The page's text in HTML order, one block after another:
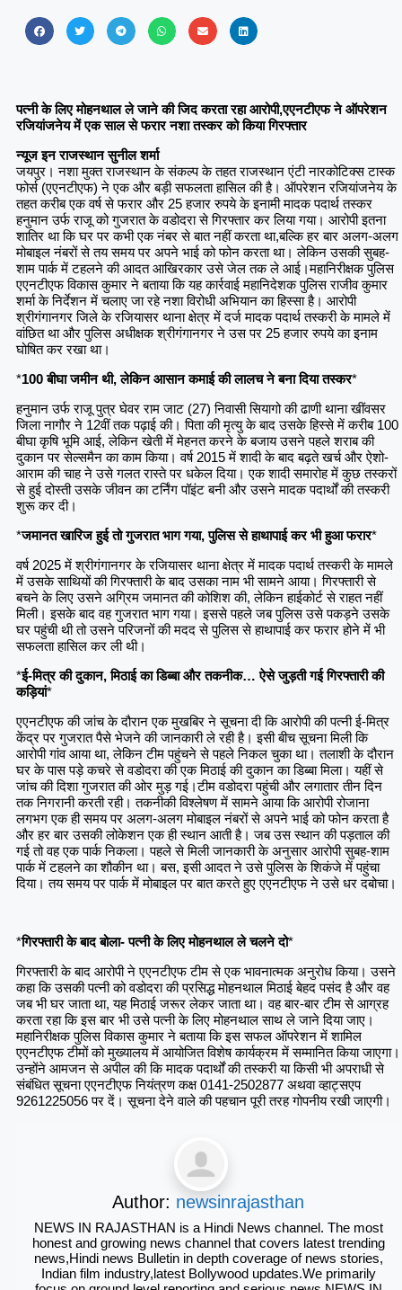
पत्नी के लिए मोहनथाल ले जाने की जिद करता रहा आरोपी,एएनटीएफ ने ऑपरेशन
रजियांजनेय में एक साल से फरार नशा तस्कर को किया गिरफ्तार
न्यूज इन राजस्थान सुनील शर्मा
जयपुर। नशा मुक्त राजस्थान के संकल्प के तहत राजस्थान एंटी नारकोटिक्स टास्क
फोर्स (एएनटीएफ) ने एक और बड़ी सफलता हासिल की है। ऑपरेशन रजियांजनेय के
तहत करीब एक वर्ष से फरार और 25 हजार रुपये के इनामी मादक पदार्थ तस्कर
हनुमान उर्फ राजू को गुजरात के वडोदरा से गिरफ्तार कर लिया गया। आरोपी इतना
शातिर था कि घर पर कभी एक नंबर से बात नहीं करता था,बल्कि हर बार अलग-अलग
मोबाइल नंबरों से तय समय पर अपने भाई को फोन करता था। लेकिन उसकी सुबह-
शाम पार्क में टहलने की आदत आखिरकार उसे जेल तक ले आई।महानिरीक्षक पुलिस
एएनटीएफ विकास कुमार ने बताया कि यह कार्रवाई महानिदेशक पुलिस राजीव कुमार
शर्मा के निर्देशन में चलाए जा रहे नशा विरोधी अभियान का हिस्सा है। आरोपी
श्रीगंगानगर जिले के रजियासर थाना क्षेत्र में दर्ज मादक पदार्थ तस्करी के मामले में
वांछित था और पुलिस अधीक्षक श्रीगंगानगर ने उस पर 25 हजार रुपये का इनाम
घोषित कर रखा था।
*100 बीघा जमीन थी, लेकिन आसान कमाई की लालच ने बना दिया तस्कर*
हनुमान उर्फ राजू पुत्र घेवर राम जाट (27) निवासी सियागो की ढाणी थाना खींवसर
जिला नागौर ने 12वीं तक पढ़ाई की। पिता की मृत्यु के बाद उसके हिस्से में करीब 100
बीघा कृषि भूमि आई, लेकिन खेती में मेहनत करने के बजाय उसने पहले शराब की
दुकान पर सेल्समैन का काम किया। वर्ष 2015 में शादी के बाद बढ़ते खर्च और ऐशो-
आराम की चाह ने उसे गलत रास्ते पर धकेल दिया। एक शादी समारोह में कुछ तस्करों
से हुई दोस्ती उसके जीवन का टर्निंग पॉइंट बनी और उसने मादक पदार्थों की तस्करी
शुरू कर दी।
*जमानत खारिज हुई तो गुजरात भाग गया, पुलिस से हाथापाई कर भी हुआ फरार*
वर्ष 2025 में श्रीगंगानगर के रजियासर थाना क्षेत्र में मादक पदार्थ तस्करी के मामले
में उसके साथियों की गिरफ्तारी के बाद उसका नाम भी सामने आया। गिरफ्तारी से
बचने के लिए उसने अग्रिम जमानत की कोशिश की, लेकिन हाईकोर्ट से राहत नहीं
मिली। इसके बाद वह गुजरात भाग गया। इससे पहले जब पुलिस उसे पकड़ने उसके
घर पहुंची थी तो उसने परिजनों की मदद से पुलिस से हाथापाई कर फरार होने में भी
सफलता हासिल कर ली थी।
*ई-मित्र की दुकान, मिठाई का डिब्बा और तकनीक… ऐसे जुड़ती गई गिरफ्तारी की
कड़ियां*
एएनटीएफ की जांच के दौरान एक मुखबिर ने सूचना दी कि आरोपी की पत्नी ई-मित्र
केंद्र पर गुजरात पैसे भेजने की जानकारी ले रही है। इसी बीच सूचना मिली कि
आरोपी गांव आया था, लेकिन टीम पहुंचने से पहले निकल चुका था। तलाशी के दौरान
घर के पास पड़े कचरे से वडोदरा की एक मिठाई की दुकान का डिब्बा मिला। यहीं से
जांच की दिशा गुजरात की ओर मुड़ गई।टीम वडोदरा पहुंची और लगातार तीन दिन
तक निगरानी करती रही। तकनीकी विश्लेषण में सामने आया कि आरोपी रोजाना
लगभग एक ही समय पर अलग-अलग मोबाइल नंबरों से अपने भाई को फोन करता है
और हर बार उसकी लोकेशन एक ही स्थान आती है। जब उस स्थान की पड़ताल की
गई तो वह एक पार्क निकला। पहले से मिली जानकारी के अनुसार आरोपी सुबह-शाम
पार्क में टहलने का शौकीन था। बस, इसी आदत ने उसे पुलिस के शिकंजे में पहुंचा
दिया। तय समय पर पार्क में मोबाइल पर बात करते हुए एएनटीएफ ने उसे धर दबोचा।
*गिरफ्तारी के बाद बोला- पत्नी के लिए मोहनथाल ले चलने दो*
गिरफ्तारी के बाद आरोपी ने एएनटीएफ टीम से एक भावनात्मक अनुरोध किया। उसने
कहा कि उसकी पत्नी को वडोदरा की प्रसिद्ध मोहनथाल मिठाई बेहद पसंद है और वह
जब भी घर जाता था, यह मिठाई जरूर लेकर जाता था। वह बार-बार टीम से आग्रह
करता रहा कि इस बार भी उसे पत्नी के लिए मोहनथाल साथ ले जाने दिया जाए।
महानिरीक्षक पुलिस विकास कुमार ने बताया कि इस सफल ऑपरेशन में शामिल
एएनटीएफ टीमों को मुख्यालय में आयोजित विशेष कार्यक्रम में सम्मानित किया जाएगा।
उन्होंने आमजन से अपील की कि मादक पदार्थों की तस्करी या किसी भी अपराधी से
संबंधित सूचना एएनटीएफ नियंत्रण कक्ष 0141-2502877 अथवा व्हाट्सएप
9261225056 पर दें। सूचना देने वाले की पहचान पूरी तरह गोपनीय रखी जाएगी।
Author: newsinrajasthan
NEWS IN RAJASTHAN is a Hindi News channel. The most
honest and growing news channel that covers latest trending
news,Hindi news Bulletin in depth coverage of news stories,
Indian film industry,latest Bollywood updates.We primarily